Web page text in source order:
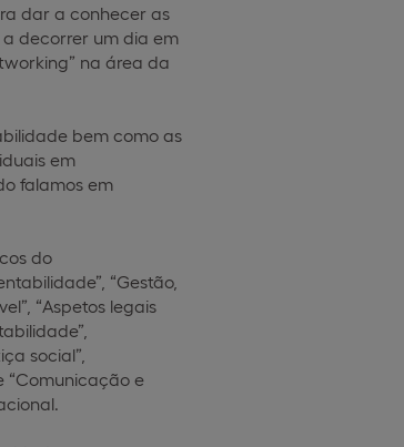
dar a conhecer as
decorrer um dia em
na área da
bem como as
em
falamos em
do
“Gestão,
“Aspetos legais
social”,
“Comunicação e